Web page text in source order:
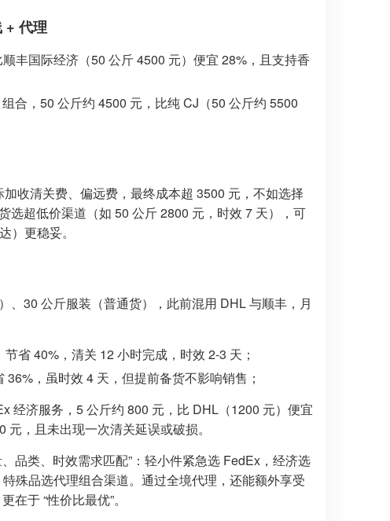
+ 代理
丰国际经济（50 公斤 4500 元）便宜 28%，且支持香
组合，50 公斤约 4500 元，比纯 CJ（50 公斤约 5500
收清关费、偏远费，最终成本超 3500 元，不如选择
选超低价渠道（如 50 公斤 2800 元，时效 7 天），可
）更稳妥。
30 公斤服装（普通货），此前混用 DHL 与顺丰，月
省 40%，清关 12 小时完成，时效 2-3 天；
，虽时效 4 天，但提前备货不影响销售；
经济服务，5 公斤约 800 元，比 DHL（1200 元）便宜
，且未出现一次清关延误或破损。
品类、时效需求匹配”：轻小件紧急选 FedEx，经济选
殊品选代理组合渠道。通过全境代理，还能额外享受
于 “性价比最优”。